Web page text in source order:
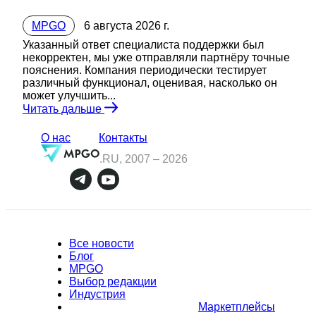
MPGO
6 августа 2026 г.
Указанный ответ специалиста поддержки был
некорректен, мы уже отправляли партнёру точные
пояснения. Компания периодически тестирует
различный функционал, оценивая, насколько он
может улучшить...
Читать дальше
О нас
Контакты
.RU, 2007 – 2026
Все новости
Блог
MPGO
Выбор редакции
Индустрия
Маркетплейсы